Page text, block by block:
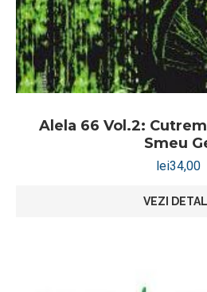
Alela 66 Vol.2:
Smeu
lei34,00
VEZI DETALII